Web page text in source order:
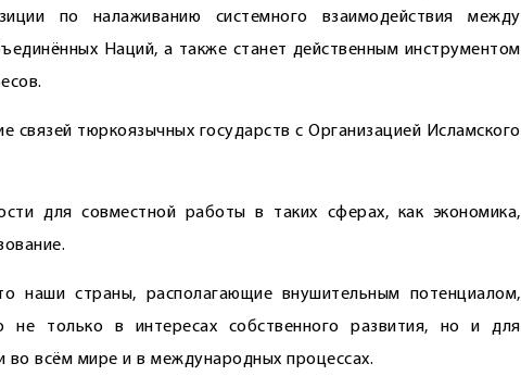
по налаживанию системного взаимодействия между
Наций, а также станет действенным инструментом
связей тюрко­язычных государств с Организацией Исламского
для совместной работы в таких сферах, как экономика,
наши страны, располагающие внушительным потенциалом,
не только в интересах собственного развития, но и для
во всём мире и в международных процессах.